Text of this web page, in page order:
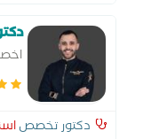
دكتور تخصص